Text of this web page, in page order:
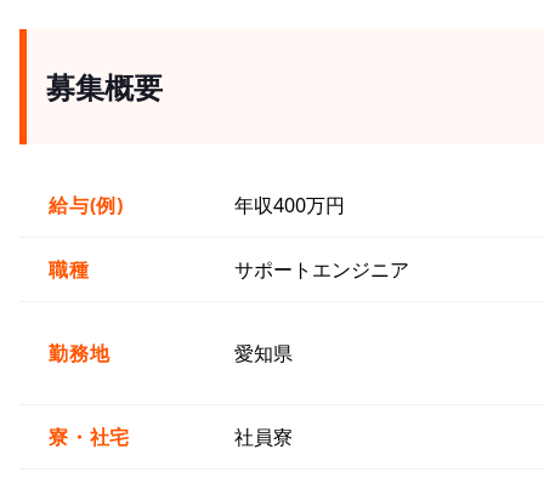
募集概要
給与(例) 年収400万円
職種 サポートエンジニア
勤務地 愛知県
寮・社宅 社員寮